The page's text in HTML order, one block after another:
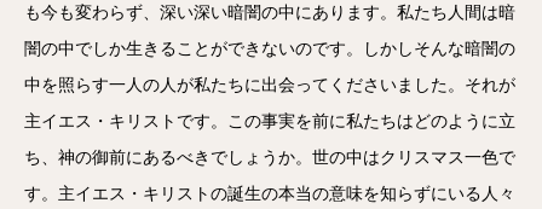
も今も変わらず、深い深い暗闇の中にあります。私たち人間は暗
闇の中でしか生きることができないのです。しかしそんな暗闇の
中を照らす一人の人が私たちに出会ってくださいました。それが
主イエス・キリストです。この事実を前に私たちはどのように立
ち、神の御前にあるべきでしょうか。世の中はクリスマス一色で
す。主イエス・キリストの誕生の本当の意味を知らずにいる人々